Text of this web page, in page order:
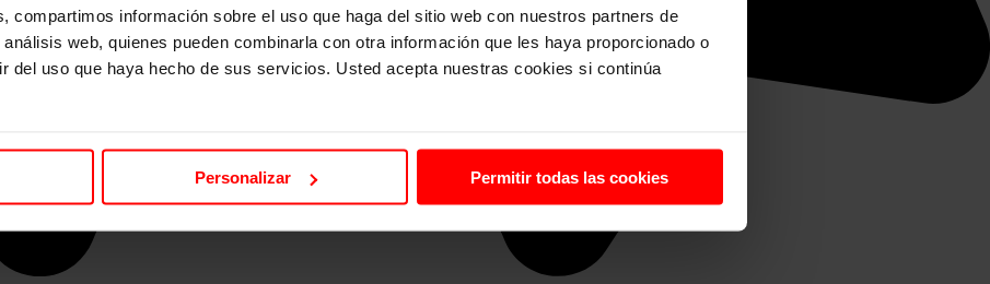
compartimos información sobre el uso que haga del sitio web con nuestros partners de
web, quienes pueden combinarla con otra información que les haya proporcionado o
del uso que haya hecho de sus servicios. Usted acepta nuestras cookies si continúa
Personalizar Permitir todas las cookies